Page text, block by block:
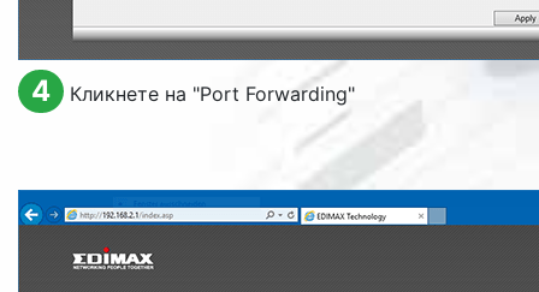
4 Кликнете на "Port Forwarding"